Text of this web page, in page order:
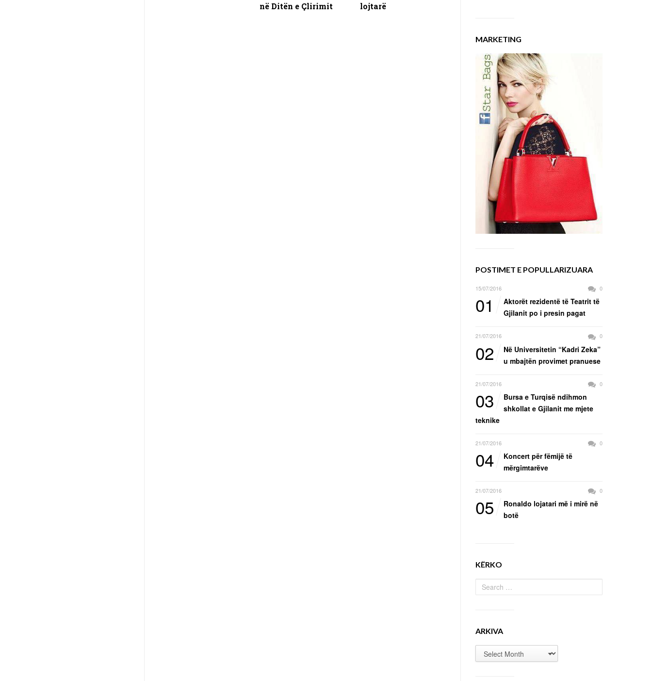
në Ditën e Çlirimit
lojtarë
MARKETING
POSTIMET E POPULLARIZUARA
15/07/2016 0
01
Aktorët rezidentë të Teatrit të
Gjilanit po i presin pagat
21/07/2016 0
02
Në Universitetin “Kadri Zeka”
u mbajtën provimet pranuese
21/07/2016 0
03
Bursa e Turqisë ndihmon
shkollat e Gjilanit me mjete
teknike
21/07/2016 0
04
Koncert për fëmijë të
mërgimtarëve
21/07/2016 0
05
Ronaldo lojatari më i mirë në
botë
KËRKO
ARKIVA